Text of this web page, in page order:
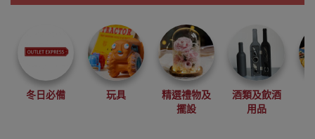
我們每月會固定
尋找最更新、最
潮、有特色而且
優惠的優質產
品，從用家的角
度為你帶來你的
最好選擇。
冬日必備 玩具
精選禮物及
擺設
酒類及飲酒
用品